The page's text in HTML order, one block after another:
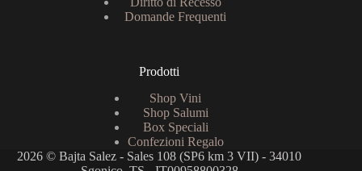
Domande Frequenti
Prodotti
Shop Vini
Shop Salumi
Box Speciali
Confezioni Regalo
2026 © Bajta Salez - Sales 108 (SP6 km 3 VII) - 34010